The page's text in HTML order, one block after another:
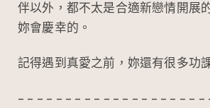
伴以外，都不太是合適新戀情開展
妳會慶幸的。
記得遇到真愛之前，妳還有很多功
– – – – – – – – – – – – – – – – – – – –